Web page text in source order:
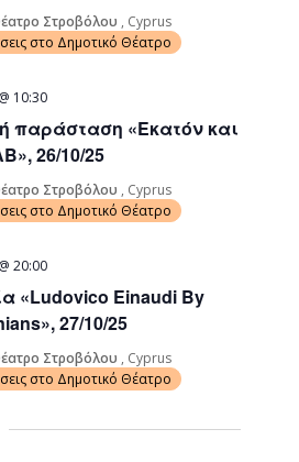
Στροβόλου , Cyprus
στο Δημοτικό Θέατρο
παράσταση «Εκατόν και
26/10/25
10:30
Στροβόλου , Cyprus
στο Δημοτικό Θέατρο
«Ludovico Einaudi By
27/10/25
20:00
Στροβόλου , Cyprus
στο Δημοτικό Θέατρο